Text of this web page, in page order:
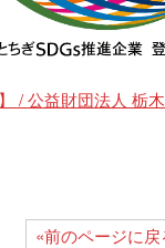
/ 公益財団法人 栃
«前のページに戻